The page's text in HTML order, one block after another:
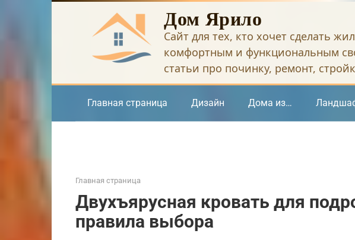
Дом Ярило
Сайт для тех, кто хочет сделать
комфортным и функциональным
статьи про починку, ремонт,
Главная страница Дизайн Дома из…
Главная страница
Двухъярусная кровать для
правила выбора